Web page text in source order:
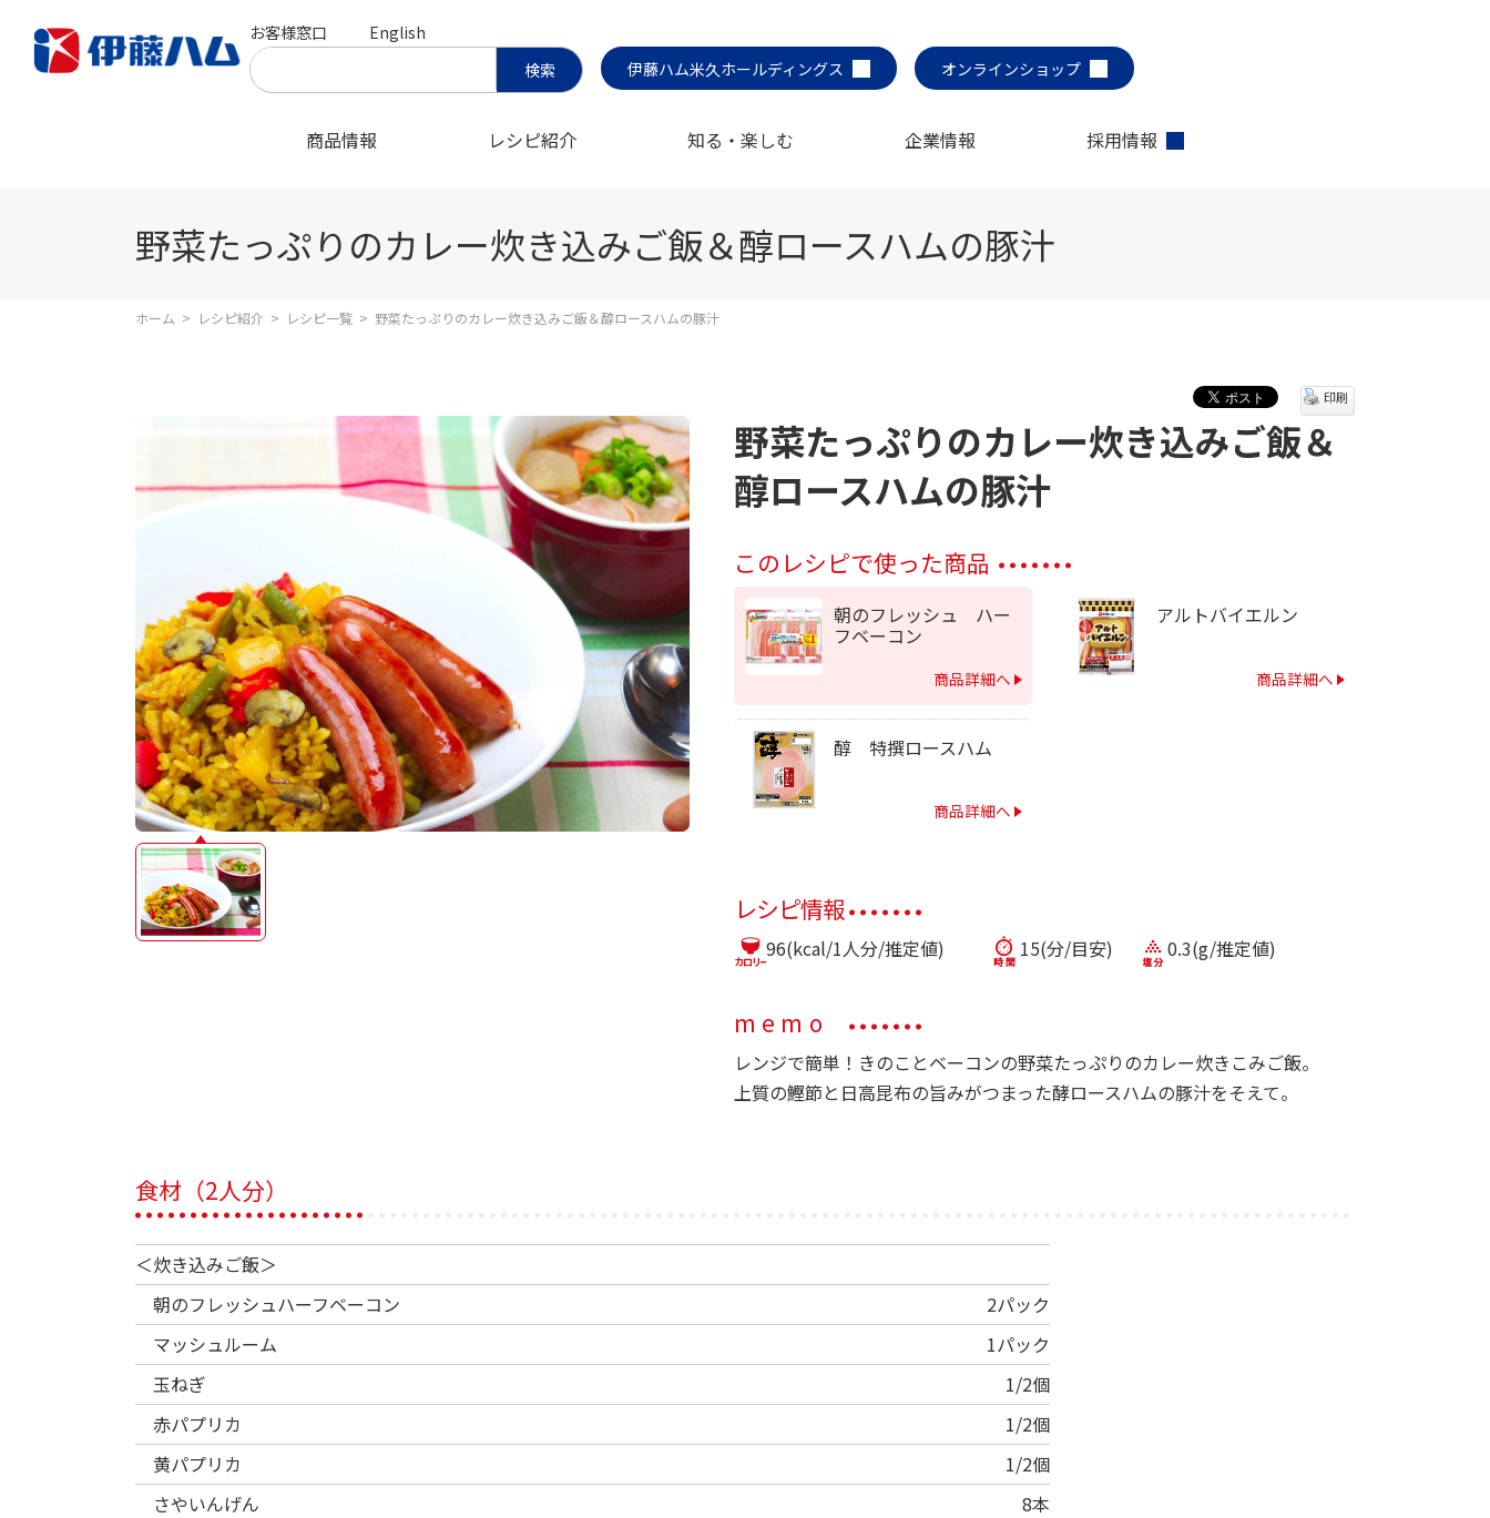
お客様窓口
English
伊藤ハム米久ホールディングス
オンラインショップ
商品情報 レシピ紹介 知る・楽しむ 企業情報 採用情報
野菜たっぷりのカレー炊き込みご飯＆醇ロースハムの豚汁
ホーム > レシピ紹介 > レシピ一覧 > 野菜たっぷりのカレー炊き込みご飯＆醇ロースハムの豚汁
野菜たっぷりのカレー炊き込みご飯＆
醇ロースハムの豚汁
印刷
このレシピで使った商品
朝のフレッシュ ハー
フベーコン
商品詳細へ
アルトバイエルン
商品詳細へ
醇 特撰ロースハム
商品詳細へ
レシピ情報
96(kcal/1人分/推定値) 15(分/目安) 0.3(g/推定値)
memo
レンジで簡単！きのことベーコンの野菜たっぷりのカレー炊きこみご飯。
上質の鰹節と日高昆布の旨みがつまった酵ロースハムの豚汁をそえて。
食材（2人分）
＜炊き込みご飯＞
朝のフレッシュハーフベーコン
2パック
マッシュルーム
1パック
玉ねぎ
1/2個
赤パプリカ
1/2個
黄パプリカ
1/2個
さやいんげん
8本